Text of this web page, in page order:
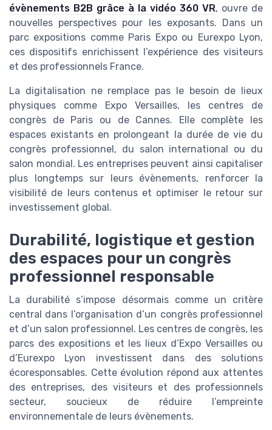
évènements B2B grâce à la vidéo 360 VR, ouvre de
nouvelles perspectives pour les exposants. Dans un
parc expositions comme Paris Expo ou Eurexpo Lyon,
ces dispositifs enrichissent l’expérience des visiteurs
et des professionnels France.
La digitalisation ne remplace pas le besoin de lieux
physiques comme Expo Versailles, les centres de
congrès de Paris ou de Cannes. Elle complète les
espaces existants en prolongeant la durée de vie du
congrès professionnel, du salon international ou du
salon mondial. Les entreprises peuvent ainsi capitaliser
plus longtemps sur leurs évènements, renforcer la
visibilité de leurs contenus et optimiser le retour sur
investissement global.
Durabilité, logistique et gestion
des espaces pour un congrès
professionnel responsable
La durabilité s’impose désormais comme un critère
central dans l’organisation d’un congrès professionnel
et d’un salon professionnel. Les centres de congrès, les
parcs des expositions et les lieux d’Expo Versailles ou
d’Eurexpo Lyon investissent dans des solutions
écoresponsables. Cette évolution répond aux attentes
des entreprises, des visiteurs et des professionnels
secteur, soucieux de réduire l’empreinte
environnementale de leurs évènements.